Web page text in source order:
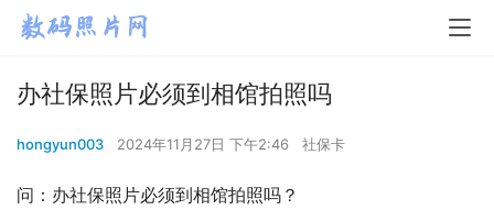
办社保照片必须到相馆拍照吗
hongyun003 2024年11月27日 下午2:46 社保卡
问：办社保照片必须到相馆拍照吗？